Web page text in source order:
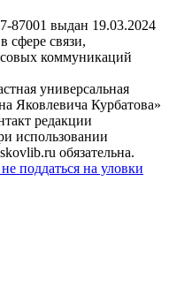
выдан 19.03.2024
сфере связи,
коммуникаций
универсальная
Яковлевича Курбатова»
редакции
использовании
обязательна.
поддаться на уловки